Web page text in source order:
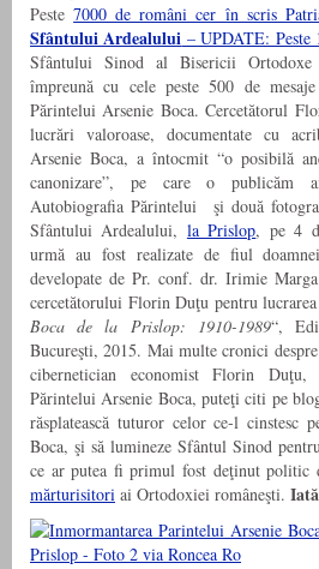
Peste7000 de români cer în scris
Sfântului Ardealului – UPDATE: Peste
Sfântului Sinod al Bisericii Ortodoxe
împreună cu cele peste 500 de
Părintelui Arsenie Boca. Cercetătorul
lucrări valoroase, documentate cu
Arsenie Boca, a întocmit “o posibilă
canonizare”, pe care o publicăm
Autobiografia Părintelui şi două
Sfântului Ardealului, la Prislop, pe 4
urmă au fost realizate de fiul
developate de Pr. conf. dr. Irimie
cercetătorului Florin Duţu pentru lucrarea
Boca de la Prislop: 1910-1989“,
Bucureşti, 2015. Mai multe cronici
cibernetician economist Florin
Părintelui Arsenie Boca, puteţi citi pe
răsplatească tuturor celor ce-l cinstesc
Boca, şi să lumineze Sfântul Sinod
ce ar putea fi primul fost deţinut politic
mărturisitori ai Ortodoxiei româneşti.